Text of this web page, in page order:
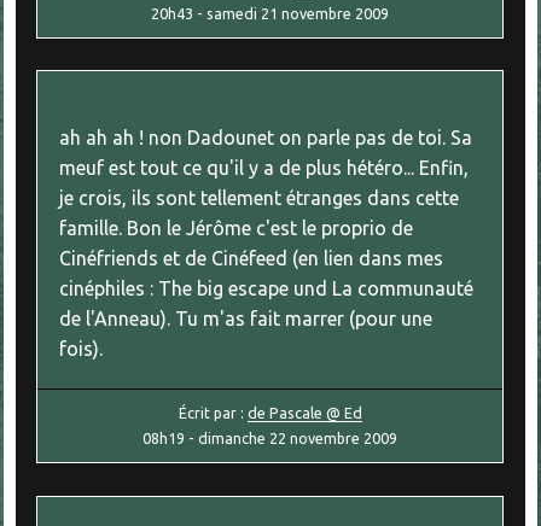
20h43 - samedi 21 novembre 2009
ah ah ah ! non Dadounet on parle pas de toi. Sa
meuf est tout ce qu'il y a de plus hétéro... Enfin,
je crois, ils sont tellement étranges dans cette
famille. Bon le Jérôme c'est le proprio de
Cinéfriends et de Cinéfeed (en lien dans mes
cinéphiles : The big escape und La communauté
de l'Anneau). Tu m'as fait marrer (pour une
fois).
Écrit par : de Pascale @ Ed
08h19 -dimanche 22 novembre 2009